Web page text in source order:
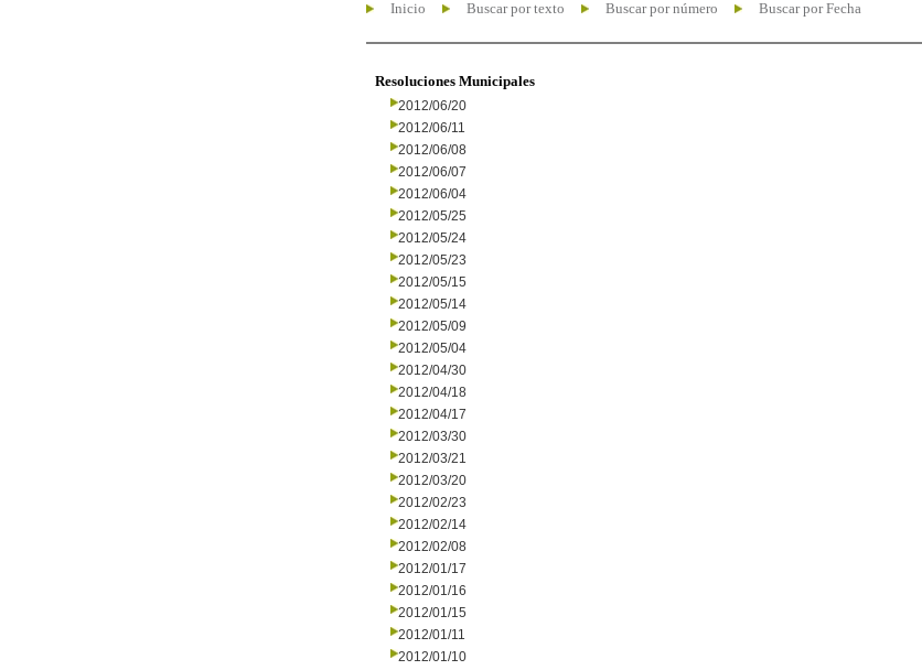
Inicio Buscar por texto Buscar por número Buscar por Fecha
Resoluciones Municipales
2012/06/20
2012/06/11
2012/06/08
2012/06/07
2012/06/04
2012/05/25
2012/05/24
2012/05/23
2012/05/15
2012/05/14
2012/05/09
2012/05/04
2012/04/30
2012/04/18
2012/04/17
2012/03/30
2012/03/21
2012/03/20
2012/02/23
2012/02/14
2012/02/08
2012/01/17
2012/01/16
2012/01/15
2012/01/11
2012/01/10